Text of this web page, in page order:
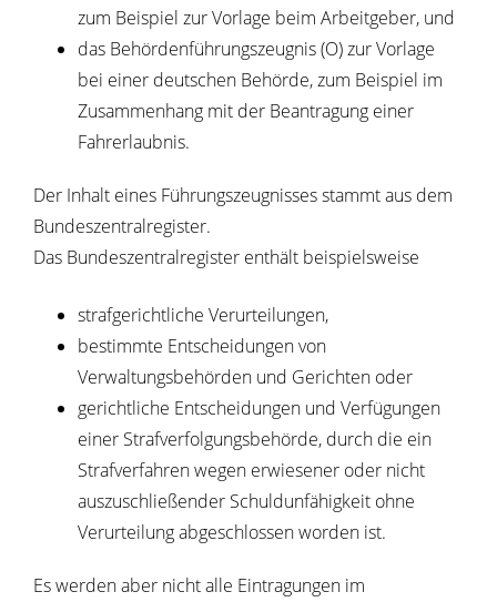
zum Beispiel zur Vorlage beim Arbeitgeber, und
das Behördenführungszeugnis (O) zur Vorlage
bei einer deutschen Behörde, zum Beispiel im
Zusammenhang mit der Beantragung einer
Fahrerlaubnis.
Der Inhalt eines Führungszeugnisses stammt aus dem
Bundeszentralregister.
Das Bundeszentralregister enthält beispielsweise
strafgerichtliche Verurteilungen,
bestimmte Entscheidungen von
Verwaltungsbehörden und Gerichten oder
gerichtliche Entscheidungen und Verfügungen
einer Strafverfolgungsbehörde, durch die ein
Strafverfahren wegen erwiesener oder nicht
auszuschließender Schuldunfähigkeit ohne
Verurteilung abgeschlossen worden ist.
Es werden aber nicht alle Eintragungen im